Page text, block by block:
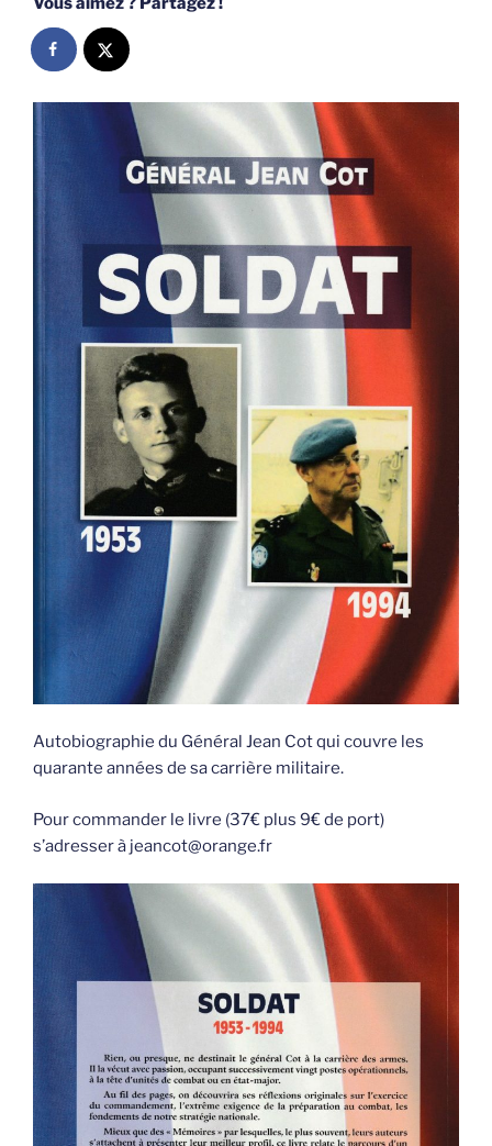
Autobiographie du Général Jean Cot qui couvre les
quarante années de sa carrière militaire.
Pour commander le livre (37€ plus 9€ de port)
s’adresser à jeancot@orange.fr